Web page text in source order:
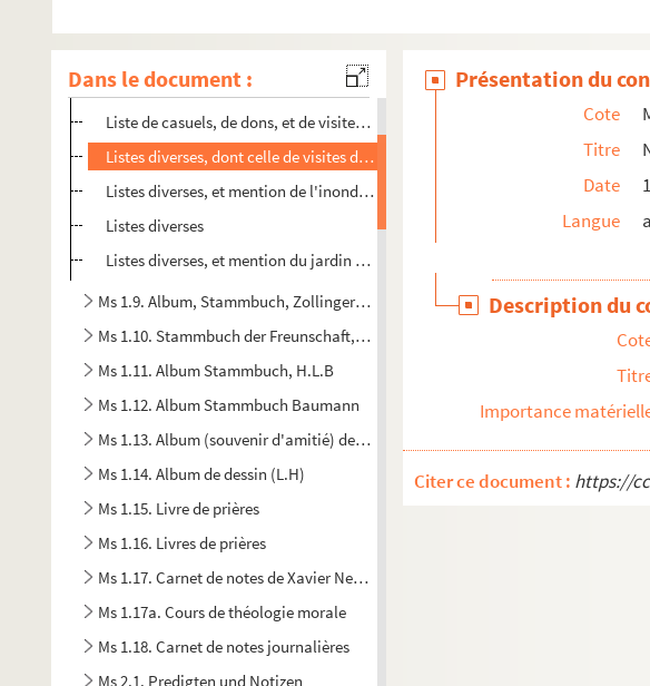
Dans le document :
Ms 1.8. Notizbuch
Pages liminaires
Liste de casuels, de dons, et de visites de 1844 à 1868
Listes diverses, dont celle de visites de 1869 à 1872
Listes diverses, et mention de l'inondation de 1876
Listes diverses
Listes diverses, et mention du jardin en 1865
Ms 1.9. Album, Stammbuch, Zollinger de Kilchberg
Ms 1.10. Stammbuch der Freunschaft, G.L.M
Ms 1.11. Album Stammbuch, H.L.B
Ms 1.12. Album Stammbuch Baumann
Ms 1.13. Album (souvenir d'amitié) de Sophie Laquiante
Ms 1.14. Album de dessin (L.H)
Ms 1.15. Livre de prières
Ms 1.16. Livres de prières
Ms 1.17. Carnet de notes de Xavier Nessel
Ms 1.17a. Cours de théologie morale
Ms 1.18. Carnet de notes journalières
Ms 2.1. Predigten und Notizen
Présentation du
Cote
Titre
Date
Langue
Description du
Importance
Citer ce document : https://